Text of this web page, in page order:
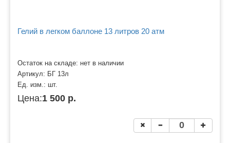
Гелий в легком баллоне 13 литров 20 атм
Остаток на складе: нет в наличии
Артикул: БГ 13л
Ед. изм.: шт.
Цена:1 500 р.